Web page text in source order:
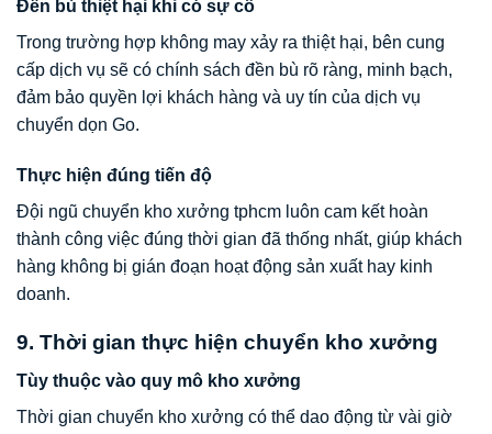
Đền bù thiệt hại khi có sự cố
Trong trường hợp không may xảy ra thiệt hại, bên cung
cấp dịch vụ sẽ có chính sách đền bù rõ ràng, minh bạch,
đảm bảo quyền lợi khách hàng và uy tín của dịch vụ
chuyển dọn Go.
Thực hiện đúng tiến độ
Đội ngũ chuyển kho xưởng tphcm luôn cam kết hoàn
thành công việc đúng thời gian đã thống nhất, giúp khách
hàng không bị gián đoạn hoạt động sản xuất hay kinh
doanh.
9. Thời gian thực hiện chuyển kho xưởng
Tùy thuộc vào quy mô kho xưởng
Thời gian chuyển kho xưởng có thể dao động từ vài giờ